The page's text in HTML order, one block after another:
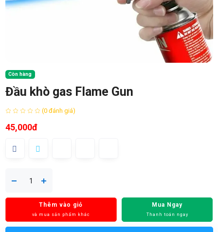
Còn hàng
Đầu khò gas Flame Gun
(0 đánh giá)
45,000đ
Thêm vào giỏ
và mua sản phẩm khác
Mua Ngay
Thanh toán ngay